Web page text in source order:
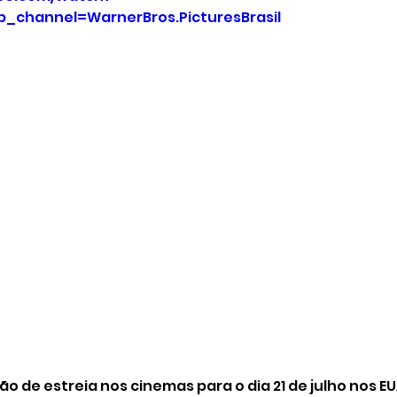
de estreia nos cinemas para o dia 21 de julho nos